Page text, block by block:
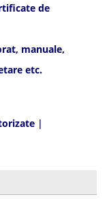
de
manuale,
etc.
|